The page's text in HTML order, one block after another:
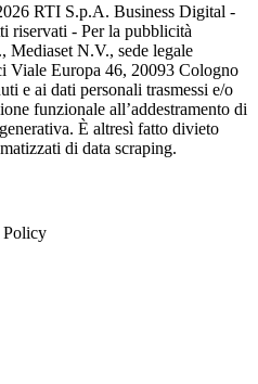
RTI S.p.A. Business Digital -
riservati - Per la pubblicità
N.V., sede legale
Viale Europa 46, 20093 Cologno
e ai dati personali trasmessi e/o
funzionale all’addestramento di
È altresì fatto divieto
di data scraping.